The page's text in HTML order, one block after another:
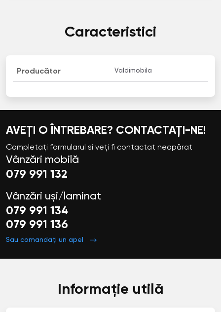
Caracteristici
Producător Valdimobila
AVEȚI O ÎNTREBARE? CONTACTAȚI-NE!
Completați formularul si veți fi contactat neapărat
Vânzări mobilă
079 991 132
Vânzări uși/laminat
079 991 134
079 991 136
Sau comandați un apel
Informație utilă